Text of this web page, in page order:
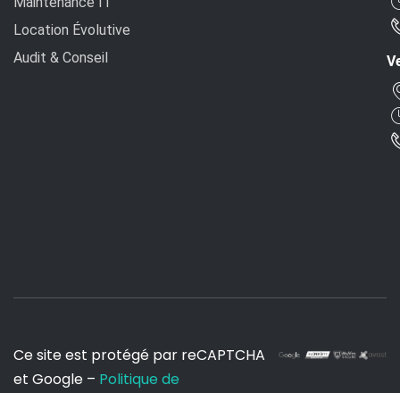
Location Évolutive
Audit & Conseil
Ce site est protégé par reCAPTCHA
et Google – Politique de